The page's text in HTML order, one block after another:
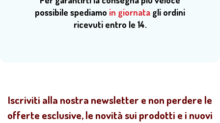
possibile spediamo in giornata gli ordini
ricevuti entro le 14.
Iscriviti alla nostra newsletter e non perdere le
offerte esclusive, le novità sui prodotti e i nuovi